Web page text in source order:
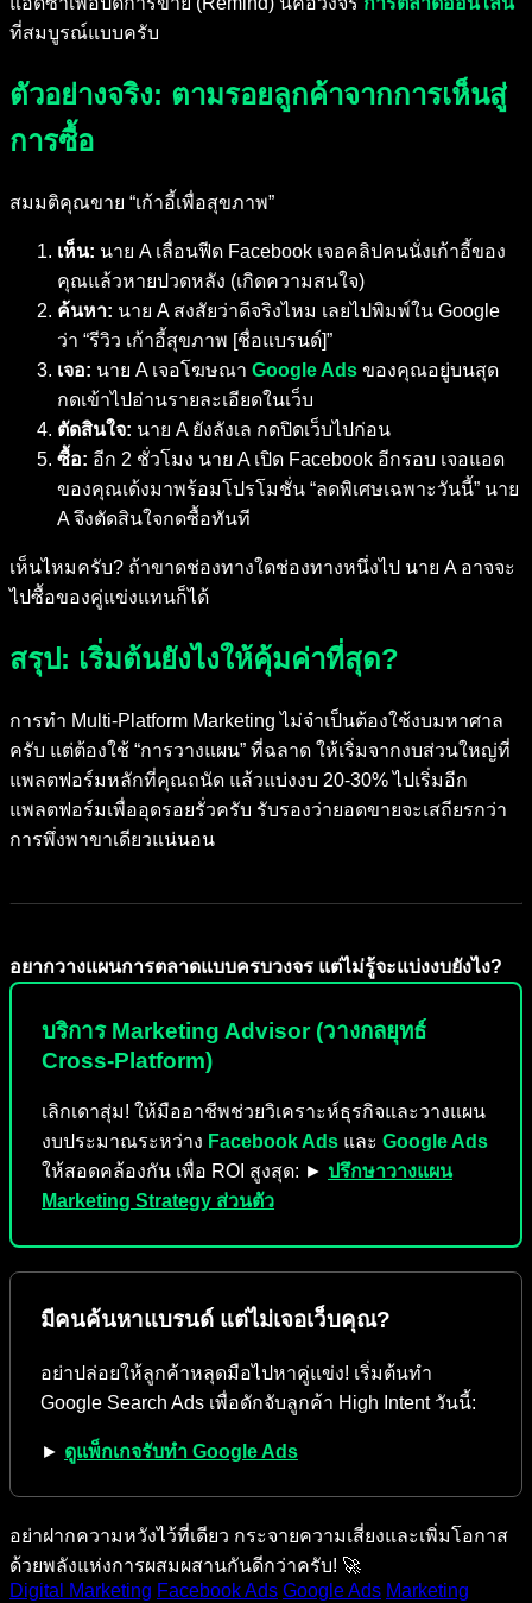
ที่สมบูรณ์แบบครับ
ตัวอย่างจริง: ตามรอยลูกค้าจากการเห็นสู่
การซื้อ
สมมติคุณขาย “เก้าอี้เพื่อสุขภาพ”
เห็น: นาย A เลื่อนฟีด Facebook เจอคลิปคนนั่งเก้าอี้ของ
คุณแล้วหายปวดหลัง (เกิดความสนใจ)
ค้นหา: นาย A สงสัยว่าดีจริงไหม เลยไปพิมพ์ใน Google
ว่า “รีวิว เก้าอี้สุขภาพ [ชื่อแบรนด์]”
เจอ: นาย A เจอโฆษณา Google Ads ของคุณอยู่บนสุด
กดเข้าไปอ่านรายละเอียดในเว็บ
ตัดสินใจ: นาย A ยังลังเล กดปิดเว็บไปก่อน
ซื้อ: อีก 2 ชั่วโมง นาย A เปิด Facebook อีกรอบ เจอแอด
ของคุณเด้งมาพร้อมโปรโมชั่น “ลดพิเศษเฉพาะวันนี้” นาย
A จึงตัดสินใจกดซื้อทันที
เห็นไหมครับ? ถ้าขาดช่องทางใดช่องทางหนึ่งไป นาย A อาจจะ
ไปซื้อของคู่แข่งแทนก็ได้
สรุป: เริ่มต้นยังไงให้คุ้มค่าที่สุด?
การทำ Multi-Platform Marketing ไม่จำเป็นต้องใช้งบมหาศาล
ครับ แต่ต้องใช้ “การวางแผน” ที่ฉลาด ให้เริ่มจากงบส่วนใหญ่ที่
แพลตฟอร์มหลักที่คุณถนัด แล้วแบ่งงบ 20-30% ไปเริ่มอีก
แพลตฟอร์มเพื่ออุดรอยรั่วครับ รับรองว่ายอดขายจะเสถียรกว่า
การพึ่งพาขาเดียวแน่นอน
อยากวางแผนการตลาดแบบครบวงจร แต่ไม่รู้จะแบ่งงบยังไง?
บริการ Marketing Advisor (วางกลยุทธ์
Cross-Platform)
เลิกเดาสุ่ม! ให้มืออาชีพช่วยวิเคราะห์ธุรกิจและวางแผน
งบประมาณระหว่าง Facebook Ads และ Google Ads
ให้สอดคล้องกัน เพื่อ ROI สูงสุด: ► ปรึกษาวางแผน
Marketing Strategy ส่วนตัว
มีคนค้นหาแบรนด์ แต่ไม่เจอเว็บคุณ?
อย่าปล่อยให้ลูกค้าหลุดมือไปหาคู่แข่ง! เริ่มต้นทำ
Google Search Ads เพื่อดักจับลูกค้า High Intent วันนี้:
► ดูแพ็กเกจรับทำ Google Ads
อย่าฝากความหวังไว้ที่เดียว กระจายความเสี่ยงและเพิ่มโอกาส
ด้วยพลังแห่งการผสมผสานกันดีกว่าครับ! 🚀
Digital Marketing Facebook Ads Google Ads Marketing